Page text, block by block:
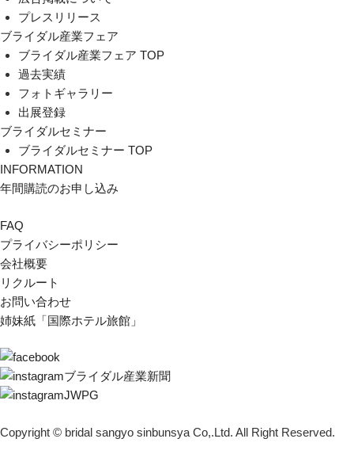
プレスリリース
ブライダル産業フェア
ブライダル産業フェア TOP
過去実績
フォトギャラリー
出展登録
ブライダルセミナー
ブライダルセミナー TOP
INFORMATION
年間購読のお申し込み
FAQ
プライバシーポリシー
会社概要
リクルート
お問い合わせ
姉妹紙「国際ホテル旅館」
ブライダル産業新聞
JWPG
Copyright © bridal sangyo sinbunsya Co,.Ltd. All Right Reserved.